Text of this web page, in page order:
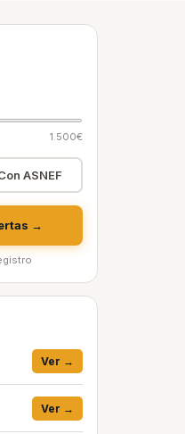
1.500€
ASNEF
→
Ver →
Ver →